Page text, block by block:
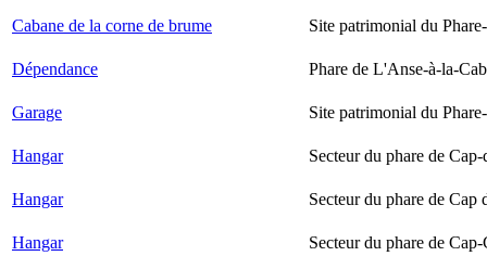
Cabane de la corne de brume Site patrimonial du
Dépendance Phare de L'Anse-à-la-
Garage Site patrimonial du
Hangar Secteur du phare de Cap-
Hangar Secteur du phare de Cap
Hangar Secteur du phare de Cap-